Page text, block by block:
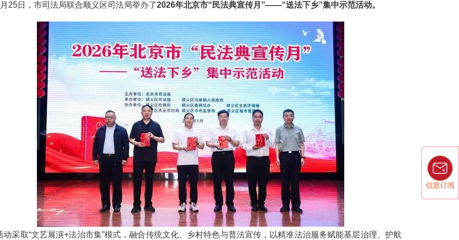
信息订阅
信息订阅
日，市司法局联合顺义区司法局举办了2026年北京市“民法典宣传月”——“送法下乡”集中示范活动。
取“文艺展演+法治市集”模式，融合传统文化、乡村特色与普法宣传，以精准法治服务赋能基层治理、护航